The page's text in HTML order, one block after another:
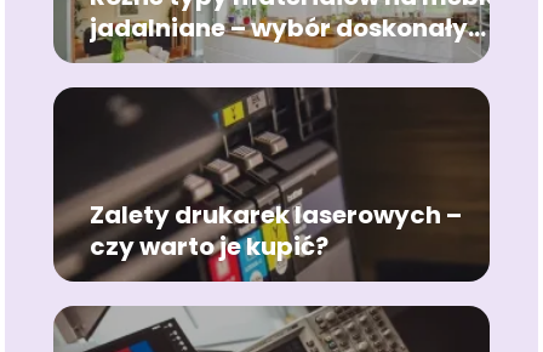
jadalniane – wybór doskonały
dla Twojego wnętrza
Zalety drukarek laserowych –
czy warto je kupić?